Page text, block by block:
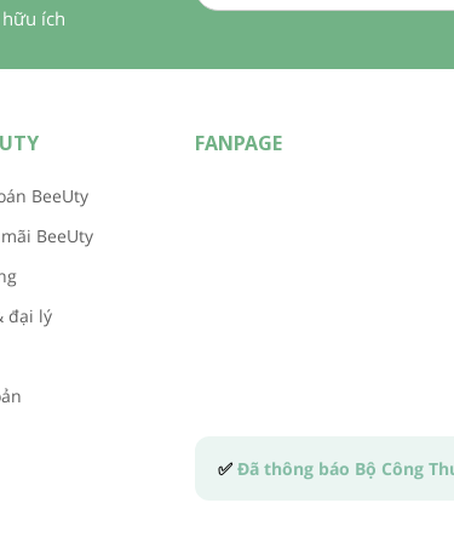
ích
BeeUty
BeeUty
đại lý
FANPAGE
✅ Đã thông báo Bộ Công